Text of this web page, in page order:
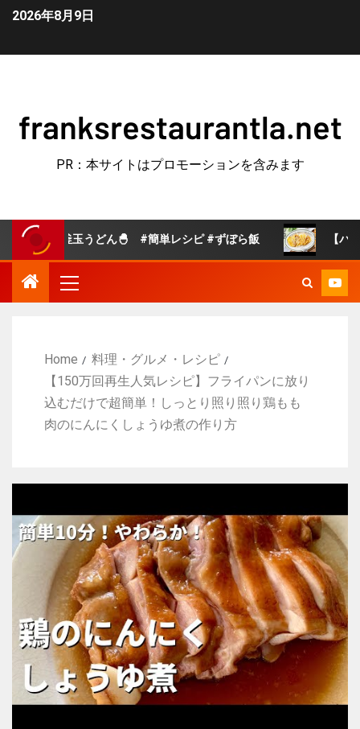
2026年8月9日
franksrestaurantla.net
PR：本サイトはプロモーションを含みます
玉うどん🐣 #簡単レシピ #ずぼら飯 【パリパリチー
Home
料理・グルメ・レシピ
【150万回再生人気レシピ】フライパンに放り
込むだけで超簡単！しっとり照り照り鶏もも
肉のにんにくしょうゆ煮の作り方